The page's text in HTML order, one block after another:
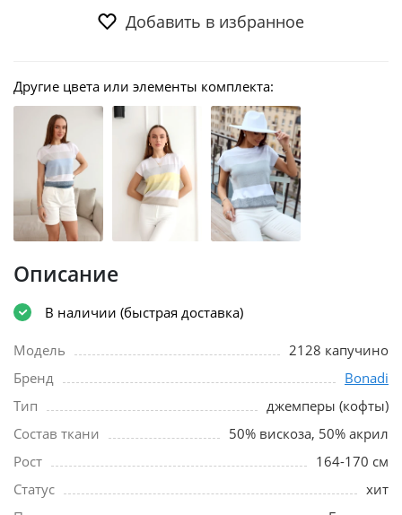
Добавить в избранное
Другие цвета или элементы комплекта:
Описание
В наличии (быстрая доставка)
Модель
2128 капучино
Бренд
Bonadi
Тип
джемперы (кофты)
Состав ткани
50% вискоза, 50% акрил
Рост
164-170 см
Статус
хит